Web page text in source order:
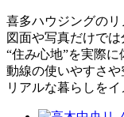
喜多ハウジングのリ
図面や写真だけで
“住み心地”を実際に
動線の使いやすさや
リアルな暮らしを